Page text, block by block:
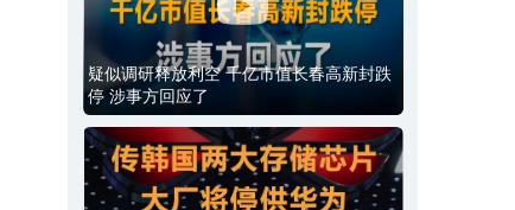
疑似调研释放利空 千亿市值长春高新封跌
停 涉事方回应了